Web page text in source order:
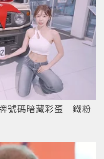
號碼暗藏彩蛋 鐵粉